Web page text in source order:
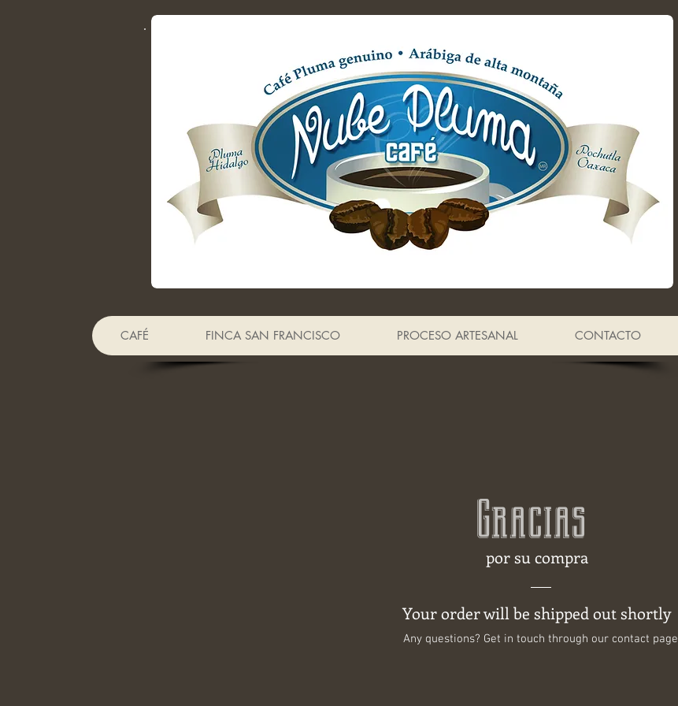
CAFÉ FINCA SAN FRANCISCO PROCESO ARTESANAL CONTACTO
por su compra
Gracias
Your order will be shipped out shortly
Any questions? Get in touch through our contact page